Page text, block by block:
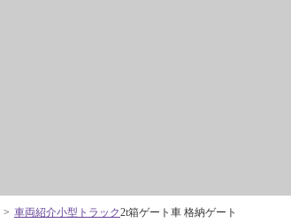
> 車両紹介小型トラック2t箱ゲート車 格納ゲート